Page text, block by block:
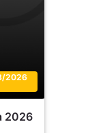
2026
2026